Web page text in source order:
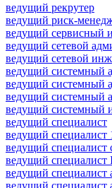
ведущий рекрутер
ведущий риск-
ведущий сервисный
ведущий сетевой
ведущий сетевой
ведущий системный
ведущий системный
ведущий системный
ведущий системный
ведущий специалист
ведущий специалист
ведущий специалист
ведущий специалист
ведущий специалист
ведущий специалист